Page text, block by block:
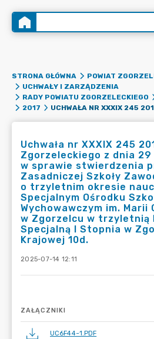
STRONA GŁÓWNA
POWIAT
UCHWAŁY I ZARZĄDZENIA
RADY POWIATU ZGORZELECKIEGO
2017
Uchwała nr XXXIX 245
Zgorzeleckiego z dnia 29
w sprawie stwierdzenia
Zasadniczej Szkoły
o trzyletnim okresie
Specjalnym Ośrodku
Wychowawczym im. Marii
w Zgorzelcu w trzyletnią
Specjalną I Stopnia w
Krajowej 10d.
2025-07-14 12:11
ZAŁĄCZNIKI
UC6F44~1.PDF